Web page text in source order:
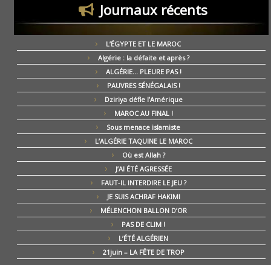
Journaux récents
L’ÉGYPTE ET LE MAROC
Algérie : la défaite et après ?
ALGÉRIE… PLEURE PAS !
PAUVRES SÉNÉGALAIS !
Dziriya défie l’Amérique
MAROC AU FINAL !
Sous menace islamiste
L’ALGÉRIE TAQUINE LE MAROC
Où est Allah ?
J’AI ÉTÉ AGRESSÉE
FAUT-IL INTERDIRE LE JEU ?
JE SUIS ACHRAF HAKIMI
MÉLENCHON BALLON D’OR
PAS DE CLIM !
L’ÉTÉ ALGÉRIEN
21juin – LA FÊTE DE TROP